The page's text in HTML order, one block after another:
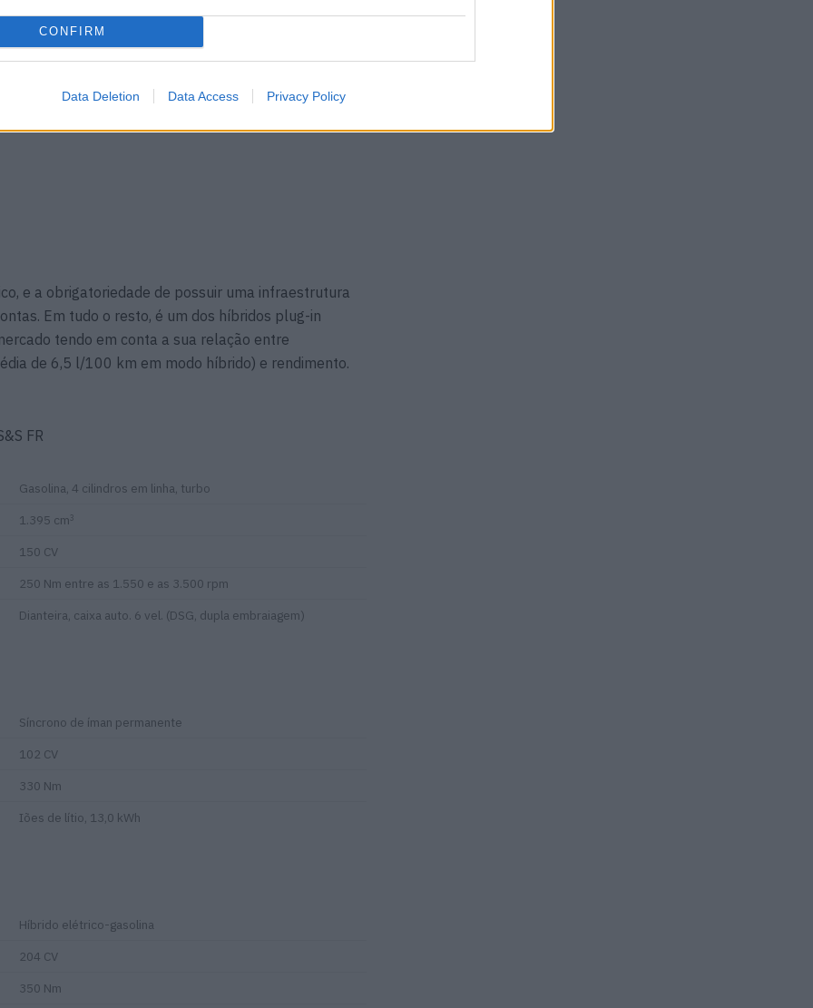
CONFIRM
Data Deletion Data Access Privacy Policy
não passa dos 270 litros, ainda que a SEAT
vende na carroçaria familiar Sportstourer (carrinha),
que na versão FR a lista de equipamento é
juntar-se sempre alguns extras para personalizá-
e a obrigatoriedade de possuir uma infraestrutura
Em tudo o resto, é um dos híbridos plug-in
tendo em conta a sua relação entre
de 6,5 l/100 km em modo híbrido) e rendimento.
FR
Gasolina, 4 cilindros em linha, turbo
1.395 cm3
150 CV
250 Nm entre as 1.550 e as 3.500 rpm
Dianteira, caixa auto. 6 vel. (DSG, dupla embraiagem)
Síncrono de íman permanente
102 CV
330 Nm
Iões de lítio, 13,0 kWh
Híbrido elétrico-gasolina
204 CV
350 Nm